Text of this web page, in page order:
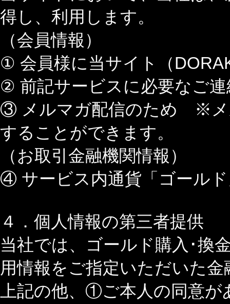
得し、利用します。
（会員情報）
① 会員様に当サイト（
② 前記サービスに必要なご
③ メルマガ配信のため ※メ
することができます。
（お取引金融機関情報）
④ サービス内通貨「ゴール
４．個人情報の第三者提供
当社では、ゴールド購入･換
用情報をご指定いただいた
上記の他、①ご本人の同意